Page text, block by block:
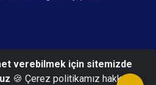
verebilmek için sitemizde
🍪 Çerez politikamız hakkında